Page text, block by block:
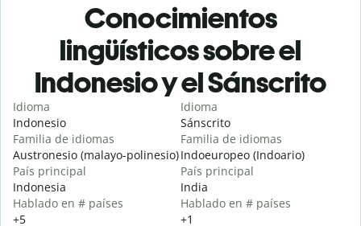
Conocimientos
lingüísticos sobre el
Indonesio y el Sánscrito
Idioma
Indonesio
Familia de idiomas
Austronesio (malayo-polinesio)
País principal
Indonesia
Hablado en # países
+5
Idioma
Sánscrito
Familia de idiomas
Indoeuropeo (Indoario)
País principal
India
Hablado en # países
+1